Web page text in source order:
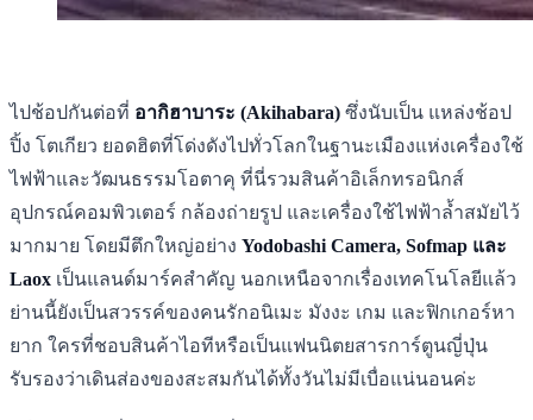
ไปช้อปกันต่อที่ อากิฮาบาระ (Akihabara) ซึ่งนับเป็น แหล่งช้อป
ปิ้ง โตเกียว ยอดฮิตที่โด่งดังไปทั่วโลกในฐานะเมืองแห่งเครื่องใช้
ไฟฟ้าและวัฒนธรรมโอตาคุ ที่นี่รวมสินค้าอิเล็กทรอนิกส์
อุปกรณ์คอมพิวเตอร์ กล้องถ่ายรูป และเครื่องใช้ไฟฟ้าล้ำสมัยไว้
มากมาย โดยมีตึกใหญ่อย่าง Yodobashi Camera, Sofmap และ
Laox เป็นแลนด์มาร์คสำคัญ นอกเหนือจากเรื่องเทคโนโลยีแล้ว
ย่านนี้ยังเป็นสวรรค์ของคนรักอนิเมะ มังงะ เกม และฟิกเกอร์หา
ยาก ใครที่ชอบสินค้าไอทีหรือเป็นแฟนนิตยสารการ์ตูนญี่ปุ่น
รับรองว่าเดินส่องของสะสมกันได้ทั้งวันไม่มีเบื่อแน่นอนค่ะ